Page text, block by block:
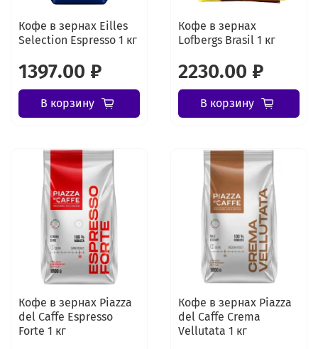
Кофе в зернах Eilles
Selection Espresso 1 кг
1397.00 ₽
В корзину
Кофе в зернах
Lofbergs Brasil 1 кг
2230.00 ₽
В корзину
Кофе в зернах Piazza
del Caffe Espresso
Forte 1 кг
Кофе в зернах Piazza
del Caffe Crema
Vellutata 1 кг